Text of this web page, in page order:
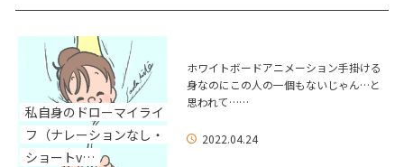
私自身のドローマイライ
フ（ナレーションなし・
ショートv…
ホワイトボードアニメーション手掛ける
身なのにこの人の一個もないじゃん…と
思われて……
2022.04.24